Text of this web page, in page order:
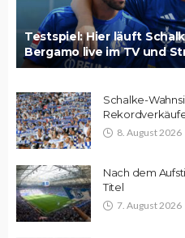
Testspiel: Hier läuft
Bergamo live im TV und
Schalke-
8. August 2026
Nach dem
Titel
7. August 2026